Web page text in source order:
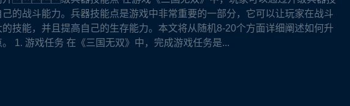
的战斗能力。兵器技能点是游戏中非常重要的一部分，它可以让玩家在战斗
技能，并且提高自己的生存能力。本文将从随机8-20个方面详细阐述如何升
1. 游戏任务 在《三国无双》中，完成游戏任务是...